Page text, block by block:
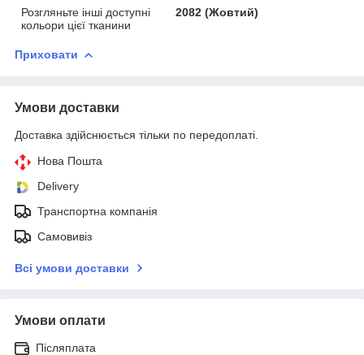
Розгляньте інші доступні
кольори цієї тканини
2082 (Жовтий)
Приховати
Умови доставки
Доставка здійснюється тільки по передоплаті.
Нова Пошта
Delivery
Транспортна компанія
Самовивіз
Всі умови доставки
Умови оплати
Післяплата